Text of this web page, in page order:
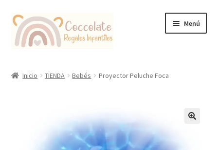
Ir
la
Ir
contenido
Menú
Inicio TIENDA Bebés Proyector Peluche Foca